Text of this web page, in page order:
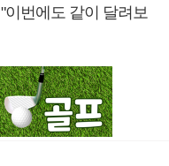
번에도 같이 달려보